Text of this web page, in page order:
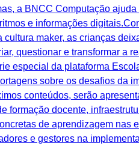
a BNCC Computação
e informações
cultura maker, as crianças
questionar e transformar a
especial da plataforma
sobre os desafios da
conteúdos, serão
formação docente,
de aprendizagem
e gestores na